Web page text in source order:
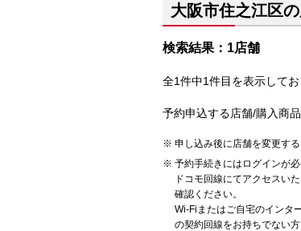
大阪市住之江区
検索結果：1店舗
全1件中1件目を表示して
予約申込する店舗/購入商
申し込み後に店舗を変更する
予約手続きにはログインが必
ドコモ回線にてアクセスい
確認ください。
Wi-Fiまたはご自宅のインタ
の契約回線をお持ちでない